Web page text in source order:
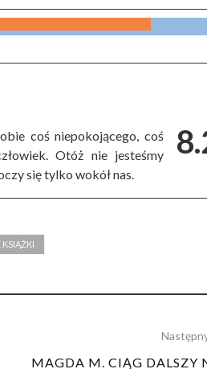
coś niepokojącego, coś
Otóż nie jesteśmy
się tylko wokół nas.
MAGDA M. CIĄG DALSZY